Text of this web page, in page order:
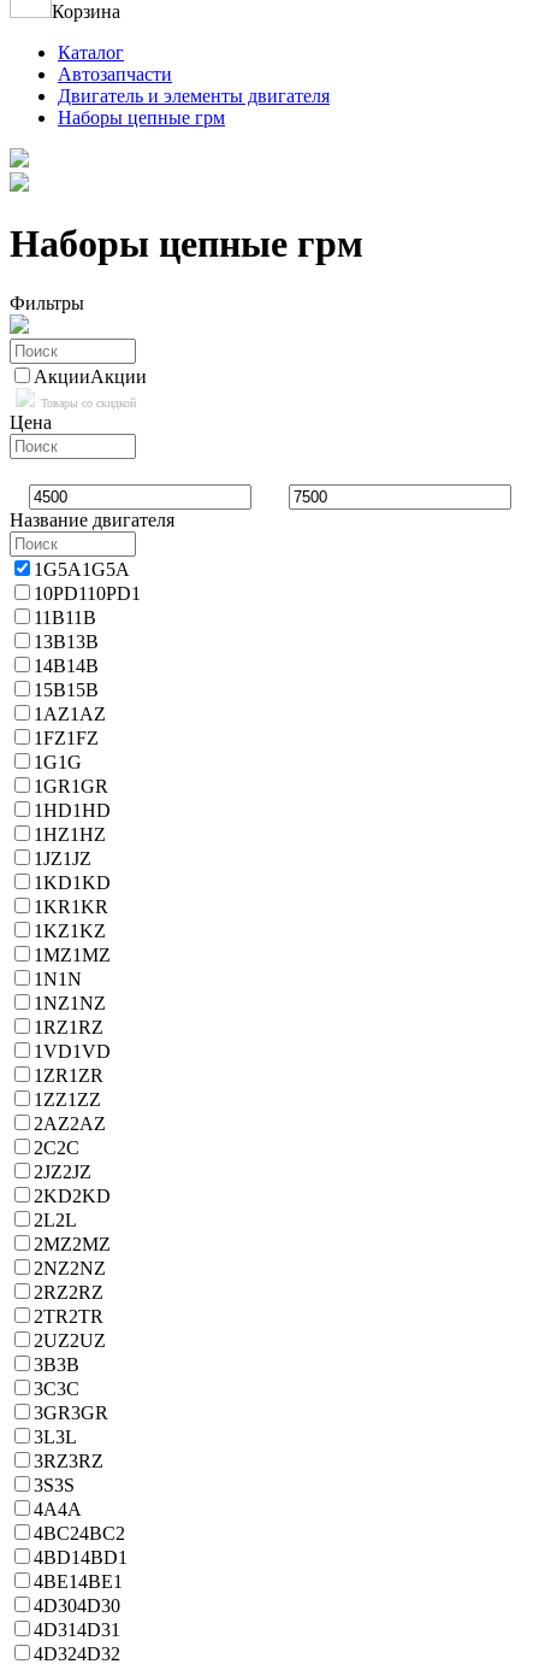
Корзина
Каталог
Автозапчасти
Двигатель и элементы двигателя
Наборы цепные грм
Наборы цепные грм
Фильтры
АкцииАкции
Товары со скидкой
Цена
Название двигателя
1G5A1G5A
10PD110PD1
11B11B
13B13B
14B14B
15B15B
1AZ1AZ
1FZ1FZ
1G1G
1GR1GR
1HD1HD
1HZ1HZ
1JZ1JZ
1KD1KD
1KR1KR
1KZ1KZ
1MZ1MZ
1N1N
1NZ1NZ
1RZ1RZ
1VD1VD
1ZR1ZR
1ZZ1ZZ
2AZ2AZ
2C2C
2JZ2JZ
2KD2KD
2L2L
2MZ2MZ
2NZ2NZ
2RZ2RZ
2TR2TR
2UZ2UZ
3B3B
3C3C
3GR3GR
3L3L
3RZ3RZ
3S3S
4A4A
4BC24BC2
4BD14BD1
4BE14BE1
4D304D30
4D314D31
4D324D32